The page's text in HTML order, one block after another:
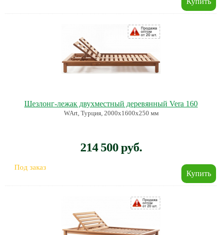
Шезлонг-лежак двухместный деревянный Vera 160
WArt, Турция, 2000х1600х250 мм
214 500 руб.
Под заказ